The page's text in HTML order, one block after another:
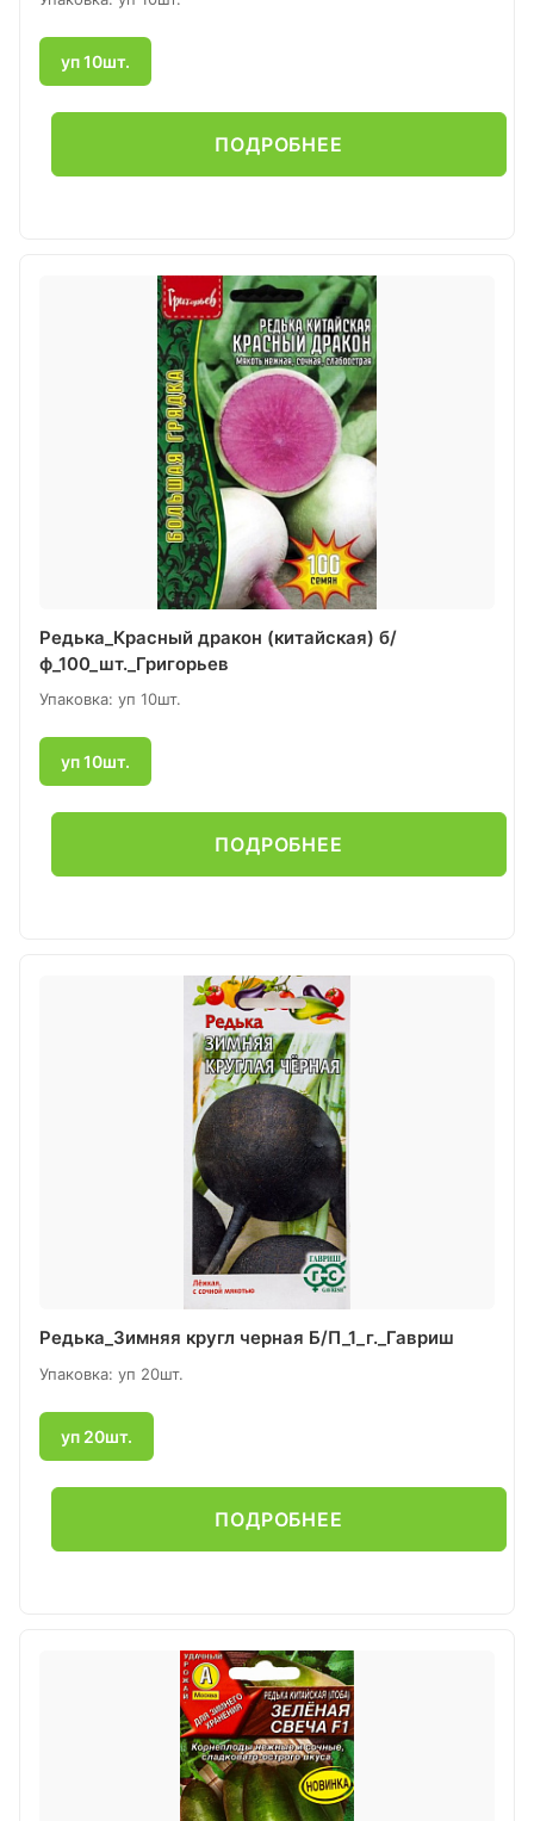
уп 10шт.
ПОДРОБНЕЕ
Редька_Красный дракон (китайская) б/
ф_100_шт._Григорьев
Упаковка: уп 10шт.
уп 10шт.
ПОДРОБНЕЕ
Редька_Зимняя кругл черная Б/П_1_г._Гавриш
Упаковка: уп 20шт.
уп 20шт.
ПОДРОБНЕЕ